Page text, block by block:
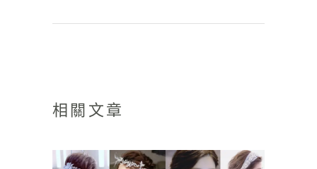
相關文章